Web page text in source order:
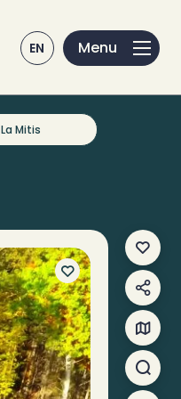
EN
Mes
Carte
La Mitis